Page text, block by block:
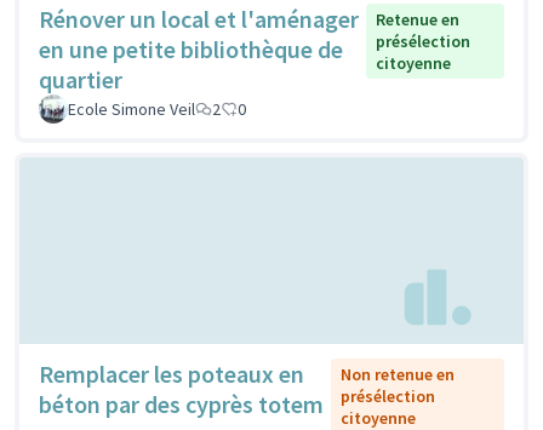
Rénover un local et l'aménager
en une petite bibliothèque de
quartier
Retenue en
présélection
citoyenne
Ecole Simone Veil 2 0
Remplacer les poteaux en
béton par des cyprès totem
Non retenue en
présélection
citoyenne